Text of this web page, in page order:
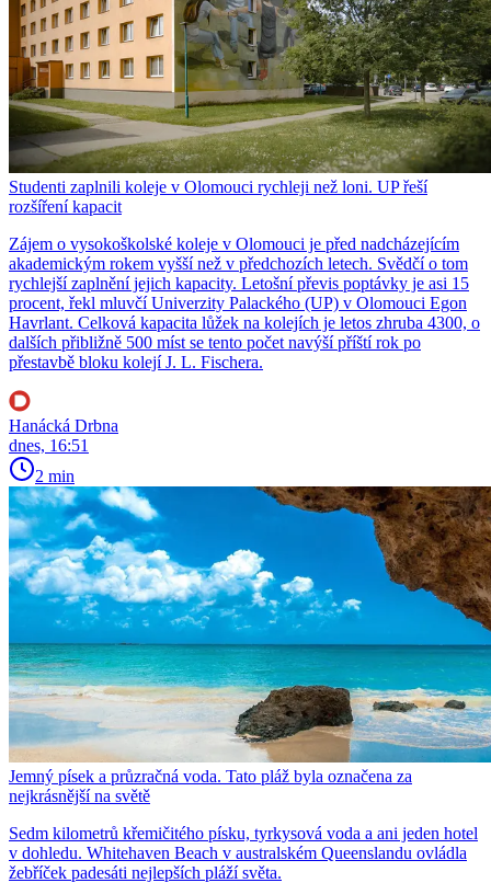
Studenti zaplnili koleje v Olomouci rychleji než loni. UP řeší
rozšíření kapacit
Zájem o vysokoškolské koleje v Olomouci je před nadcházejícím
akademickým rokem vyšší než v předchozích letech. Svědčí o tom
rychlejší zaplnění jejich kapacity. Letošní převis poptávky je asi 15
procent, řekl mluvčí Univerzity Palackého (UP) v Olomouci Egon
Havrlant. Celková kapacita lůžek na kolejích je letos zhruba 4300, o
dalších přibližně 500 míst se tento počet navýší příští rok po
přestavbě bloku kolejí J. L. Fischera.
Hanácká Drbna
dnes, 16:51
2 min
Jemný písek a průzračná voda. Tato pláž byla označena za
nejkrásnější na světě
Sedm kilometrů křemičitého písku, tyrkysová voda a ani jeden hotel
v dohledu. Whitehaven Beach v australském Queenslandu ovládla
žebříček padesáti nejlepších pláží světa.